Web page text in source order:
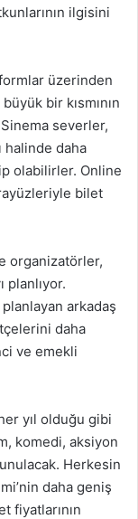
ilgisini
üzerinden
bir kısmının
severler,
halinde daha
olabilirler. Online
bilet
organizatörler,
planlıyor.
arkadaş
daha
ve emekli
yıl olduğu gibi
komedi, aksiyon
Herkesin
daha geniş
fiyatlarının